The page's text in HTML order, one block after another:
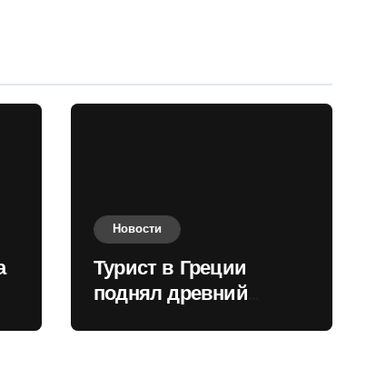
Новости
Турист в Греции
поднял древний